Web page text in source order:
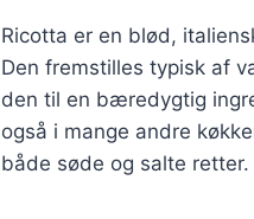
Ricotta er en blød,
Den fremstilles typisk af
den til en bæredygtig
også i mange andre
både søde og salte retter.